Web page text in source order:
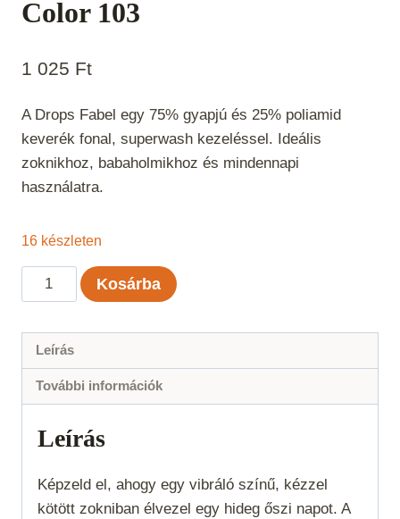
Color 103
1 025 Ft
A Drops Fabel egy 75% gyapjú és 25% poliamid
keverék fonal, superwash kezeléssel. Ideális
zoknikhoz, babaholmikhoz és mindennapi
használatra.
16 készleten
Drops
Fabel
Uni
Color
Kosárba
Leírás
További információk
Leírás
Képzeld el, ahogy egy vibráló színű, kézzel
kötött zokniban élvezel egy hideg őszi napot. A